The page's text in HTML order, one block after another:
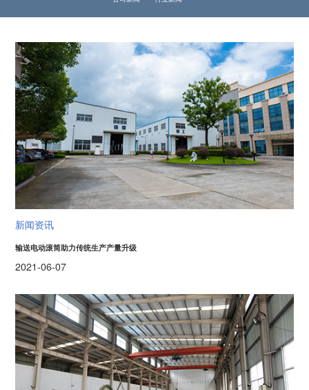
新闻资讯
输送电动滚筒助力传统生产产量升级
2021-06-07